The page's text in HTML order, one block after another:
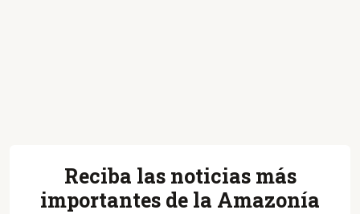
Reciba las noticias más
importantes de la Amazonía